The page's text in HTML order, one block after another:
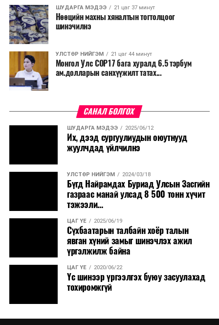
ШУДАРГА МЭДЭЭ 21 цаг 37 минут
Нөөцийн махны хяналтын тогтолцоог
шинэчилнэ
УЛСТӨР НИЙГЭМ 21 цаг 44 минут
Монгол Улс COP17 бага хуралд 6.5 тэрбум
ам.долларын санхүүжилт татах...
САНАЛ БОЛГОХ
ШУДАРГА МЭДЭЭ 2025/06/12
Их, дээд сургуулиудын оюутнууд
жуулчдад үйлчилнэ
УЛСТӨР НИЙГЭМ 2024/03/18
Бүгд Найрамдах Буриад Улсын Засгийн
газраас манай улсад 8 500 тонн хүчит
тэжээли...
ЦАГ ҮЕ 2025/06/19
Сүхбаатарын талбайн хоёр талын
явган хүний замыг шинэчлэх ажил
үргэлжилж байна
ЦАГ ҮЕ 2020/06/22
Үс шинээр үргээлгэх буюу засуулахад
тохиромжгүй